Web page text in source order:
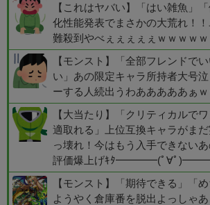
【これはヤバい】「はい雑魚」
化性能発表でまさかの大荒れ！
難殺到やべぇぇぇぇぇｗｗｗｗｗ
【モンスト】「全部フレンドで
い」あの限定キャラ所持者大号
ーする人続出うわあああああぁ
【大当たり】「クリティカルで
適取れる」上位互換キャラがま
っ壊れ！今はもう入手できない
評価爆上げｷﾀ━━━━(ﾟ∀ﾟ
【モンスト】「期待できる」「
ようやく倉庫番を脱出よっしゃ